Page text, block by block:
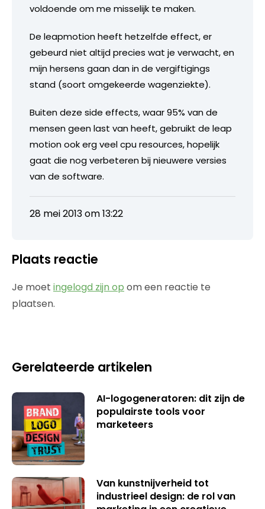
voldoende om me misselijk te maken.
De leapmotion heeft hetzelfde effect, er
gebeurd niet altijd precies wat je verwacht, en
mijn hersens gaan dan in de vergiftigings
stand (soort omgekeerde wagenziekte).
Buiten deze side effects, waar 95% van de
mensen geen last van heeft, gebruikt de leap
motion ook erg veel cpu resources, hopelijk
gaat die nog verbeteren bij nieuwere versies
van de software.
28 mei 2013 om 13:22
Plaats reactie
Je moet ingelogd zijn op om een reactie te
plaatsen.
Gerelateerde artikelen
AI-logogeneratoren: dit zijn de
populairste tools voor
marketeers
Van kunstnijverheid tot
industrieel design: de rol van